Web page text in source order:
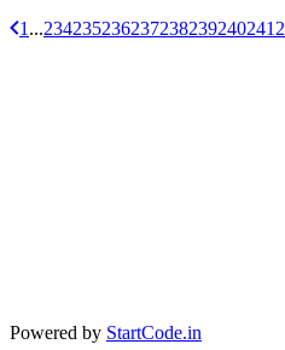
1 ...234235236237238239240241
Powered by StartCode.in